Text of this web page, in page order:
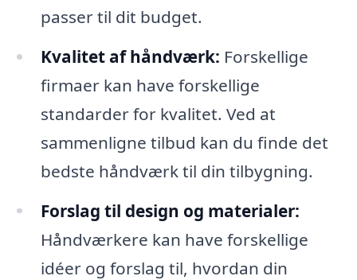
passer til dit budget.
Kvalitet af håndværk: Forskellige
firmaer kan have forskellige
standarder for kvalitet. Ved at
sammenligne tilbud kan du finde det
bedste håndværk til din tilbygning.
Forslag til design og materialer:
Håndværkere kan have forskellige
idéer og forslag til, hvordan din